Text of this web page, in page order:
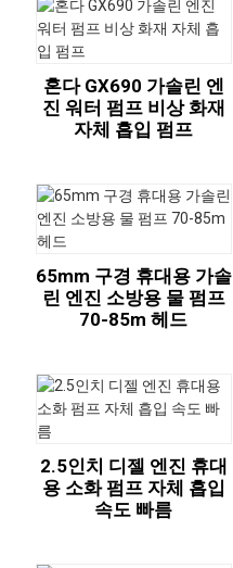
혼다 GX690 가솔린 엔
진 워터 펌프 비상 화재
자체 흡입 펌프
65mm 구경 휴대용 가솔
린 엔진 소방용 물 펌프
70-85m 헤드
2.5인치 디젤 엔진 휴대
용 소화 펌프 자체 흡입
속도 빠름